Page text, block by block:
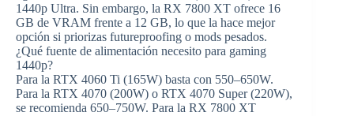
1440p Ultra. Sin embargo, la RX 7800 XT ofrece 16
GB de VRAM frente a 12 GB, lo que la hace mejor
opción si priorizas futureproofing o mods pesados.
¿Qué fuente de alimentación necesito para gaming
1440p?
Para la RTX 4060 Ti (165W) basta con 550–650W.
Para la RTX 4070 (200W) o RTX 4070 Super (220W),
se recomienda 650–750W. Para la RX 7800 XT